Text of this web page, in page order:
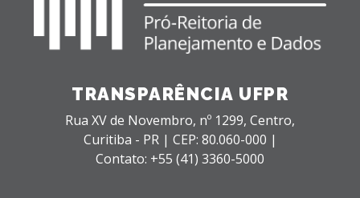
TRANSPARÊNCIA UFPR
Rua XV de Novembro, nº 1299, Centro,
Curitiba - PR | CEP: 80.060-000 |
Contato: +55 (41) 3360-5000